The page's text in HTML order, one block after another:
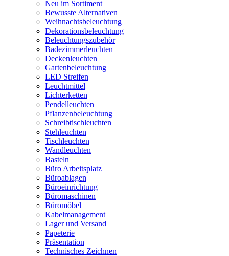
Neu im Sortiment
Bewusste Alternativen
Weihnachtsbeleuchtung
Dekorationsbeleuchtung
Beleuchtungszubehör
Badezimmerleuchten
Deckenleuchten
Gartenbeleuchtung
LED Streifen
Leuchtmittel
Lichterketten
Pendelleuchten
Pflanzenbeleuchtung
Schreibtischleuchten
Stehleuchten
Tischleuchten
Wandleuchten
Basteln
Büro Arbeitsplatz
Büroablagen
Büroeinrichtung
Büromaschinen
Büromöbel
Kabelmanagement
Lager und Versand
Papeterie
Präsentation
Technisches Zeichnen